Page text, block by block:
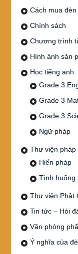
Cách mua
Chính sách
Chương trình
Hình ảnh sản
Học tiếng anh
Grade 3
Grade 3
Grade 3
Ngữ pháp
Thư viện pháp
Hiến pháp
Tình huống
Thư viện Phật
Tin tức – Hỏi
Văn phòng
Ý nghĩa của